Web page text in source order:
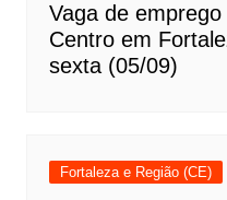
Vaga de
Centro em
sexta (05/09)
Fortaleza e Região (CE)